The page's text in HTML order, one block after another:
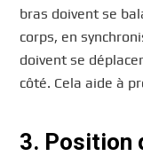
bras doivent se
corps, en
doivent se
côté. Cela aide à
3. Position